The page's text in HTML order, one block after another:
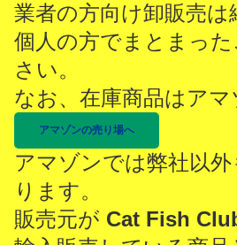
業者の方向け卸販売
個人の方でまとまっ
さい。
なお、在庫商品はア
アマゾンの売り場へ
アマゾンでは弊社以
ります。
販売元が Cat Fish